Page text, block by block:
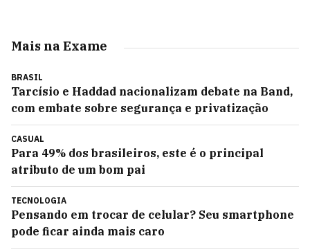
Mais na Exame
BRASIL
Tarcísio e Haddad nacionalizam debate na Band,
com embate sobre segurança e privatização
CASUAL
Para 49% dos brasileiros, este é o principal
atributo de um bom pai
TECNOLOGIA
Pensando em trocar de celular? Seu smartphone
pode ficar ainda mais caro